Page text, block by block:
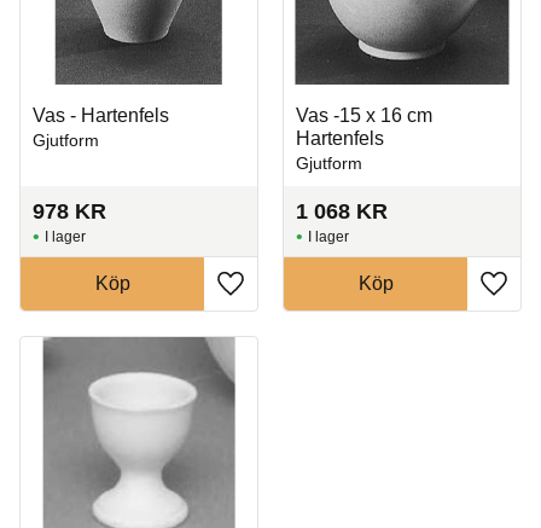
Vas - Hartenfels
Gjutform
978 KR
Lägg till i favoriter
I lager
Köp
Vas -15 x 16 cm
Hartenfels
Gjutform
1 068 KR
Lägg
I lager
Köp